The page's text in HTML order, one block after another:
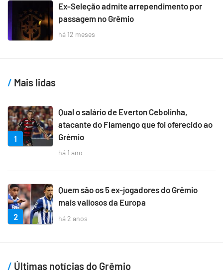
Ex-Seleção admite arrependimento por
passagem no Grêmio
há 12 meses
Mais lidas
1
Qual o salário de Everton Cebolinha,
atacante do Flamengo que foi oferecido ao
Grêmio
há 1 ano
2
Quem são os 5 ex-jogadores do Grêmio
mais valiosos da Europa
há 2 anos
Últimas notícias do Grêmio